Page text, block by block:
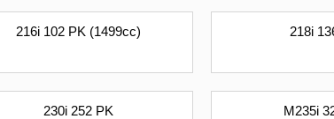
216i 102 PK (1499cc) 218i
230i 252 PK M235i